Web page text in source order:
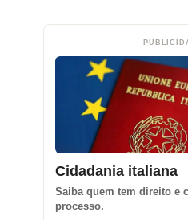
Cidadania italiana
Saiba quem tem direito e
processo.